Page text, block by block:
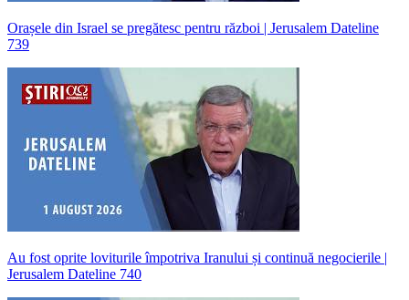
Orașele din Israel se pregătesc pentru război | Jerusalem Dateline
739
Au fost oprite loviturile împotriva Iranului și continuă negocierile |
Jerusalem Dateline 740